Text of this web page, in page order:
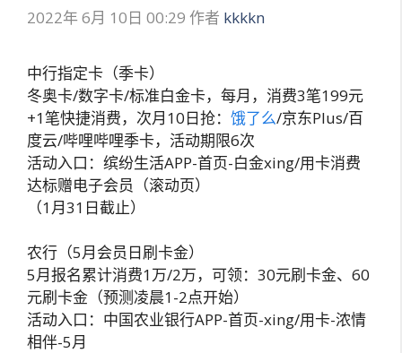
2022年 6月 10日 00:29 作者 kkkkn
中行指定卡（季卡）
冬奥卡/数字卡/标准白金卡，每月，消费3笔199元
+1笔快捷消费，次月10日抢： 饿了么/京东Plus/百
度云/哔哩哔哩季卡，活动期限6次
活动入口：缤纷生活APP-首页-白金xing/用卡消费
达标赠电子会员（滚动页）
（1月31日截止）
农行（5月会员日刷卡金）
5月报名累计消费1万/2万，可领：30元刷卡金、60
元刷卡金（预测凌晨1-2点开始）
活动入口：中国农业银行APP-首页-xing/用卡-浓情
相伴-5月